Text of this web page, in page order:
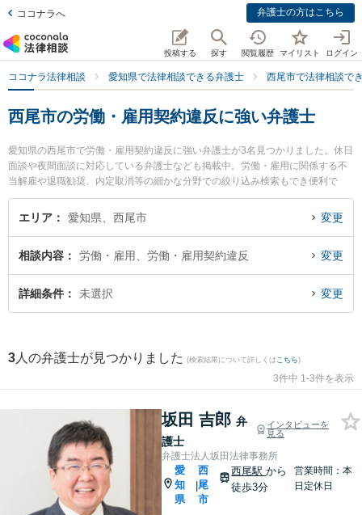
ココナラへ 弁護士の方はこちら
投稿する 探す 閲覧履歴 マイリスト ログイン
ココナラ法律相談 愛知県で法律相談できる弁護士 西尾市で法律相談で
西尾市の労働・雇用契約違反に強い弁護士
愛知県の西尾市で労働・雇用契約違反に強い弁護士が3名見つかりました。休日
面談や夜間面談に対応している弁護士なども掲載中。労働・雇用に関係する不
当解雇や退職勧奨、内定取消等の細かな分野での絞り込み検索もでき便利で
す。特に弁護士法人坂田法律事務所の坂田 吉郎弁護士や弁護士法人坂田法律事
務所の髙木 卓也弁護士、安藤法律事務所の安藤 芳朗弁護士のプロフィール情報
用契約違反のトラブル解決の実績豊富な近くの弁護士を検索したい』『初回相
談無料で労働・雇用契約違反を法律相談できる西尾市内の弁護士に相談予約し
たい』などでお困りの相談者さんにおすすめです。
エリア 愛知県、西尾市 変更
相談内容 労働・雇用、労働・雇用契約違反 変更
詳細条件 未選択 変更
3 人の弁護士が見つかりました (検索結果について詳しくは こちら)
3件中 1-3件を表示
坂田 吉郎 弁
護士
インタビューを
見る
弁護士法人坂田法律事務所
愛
知
県
|
西
尾
市
西尾駅から
徒歩3分
営業時間：本
日定休日